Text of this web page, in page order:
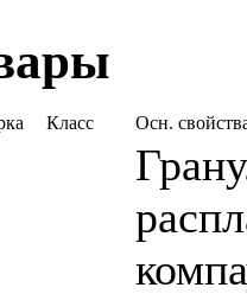
Класс Осн.